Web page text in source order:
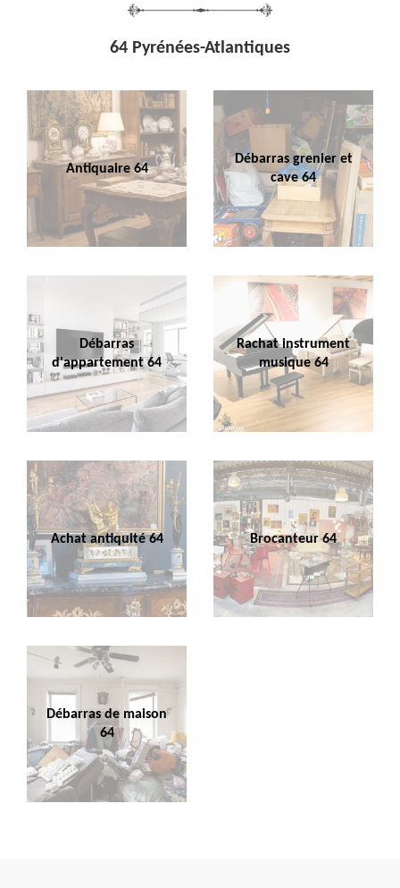
64 Pyrénées-Atlantiques
Antiquaire 64
Débarras grenier et
cave 64
Débarras
d'appartement 64
Rachat instrument
musique 64
Achat antiquité 64 Brocanteur 64
Débarras de maison
64